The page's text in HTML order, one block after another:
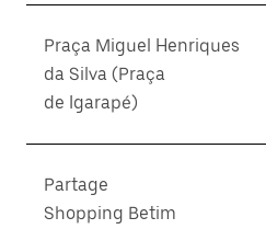
Praça Miguel Henriques
da Silva (Praça
de Igarapé)
Partage
Shopping Betim